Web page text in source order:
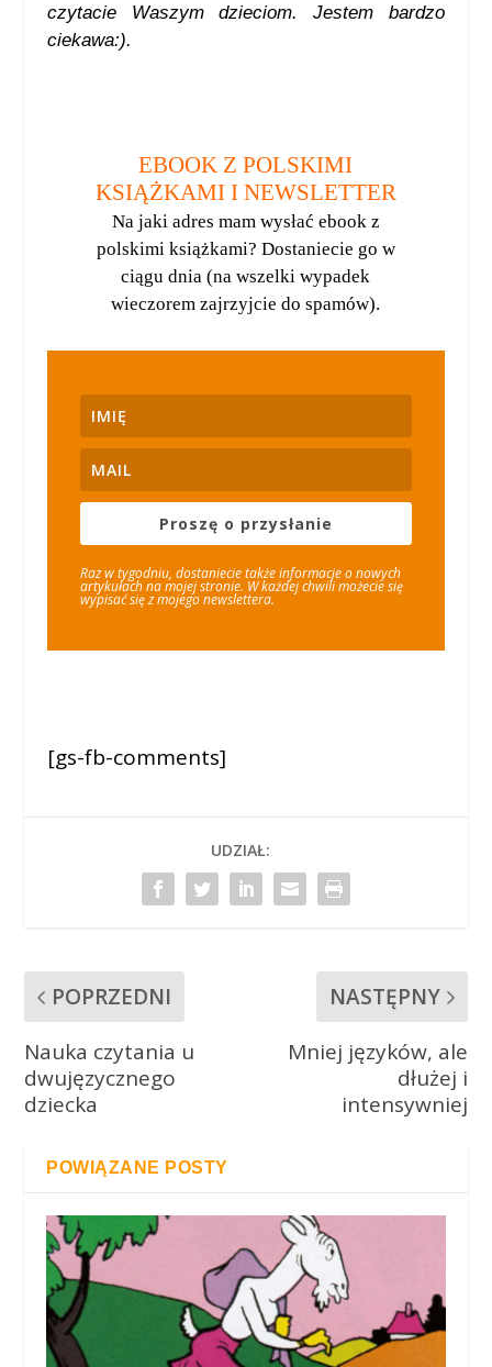
czytacie Waszym dzieciom. Jestem bardzo
ciekawa:).
EBOOK Z POLSKIMI
KSIĄŻKAMI I NEWSLETTER
Na jaki adres mam wysłać ebook z
polskimi książkami? Dostaniecie go w
ciągu dnia (na wszelki wypadek
wieczorem zajrzyjcie do spamów).
Proszę o przysłanie
Raz w tygodniu, dostaniecie także informacje o nowych
artykułach na mojej stronie. W każdej chwili możecie się
wypisać się z mojego newslettera.
[gs-fb-comments]
UDZIAŁ:
POPRZEDNI
Nauka czytania u
dwujęzycznego
dziecka
NASTĘPNY
Mniej języków, ale
dłużej i
intensywniej
POWIĄZANE POSTY